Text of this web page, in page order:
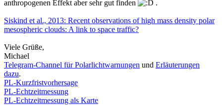
anthropogenen Effekt aber sehr gut finden
.
Siskind et al., 2013: Recent observations of high mass density polar
mesospheric clouds: A link to space traffic?
Viele Grüße,
Michael
Telegram-Channel für Polarlichtwarnungen und Erläuterungen
dazu.
PL-Kurzfristvorhersage
PL-Echtzeitmessung
PL-Echtzeitmessung als Karte